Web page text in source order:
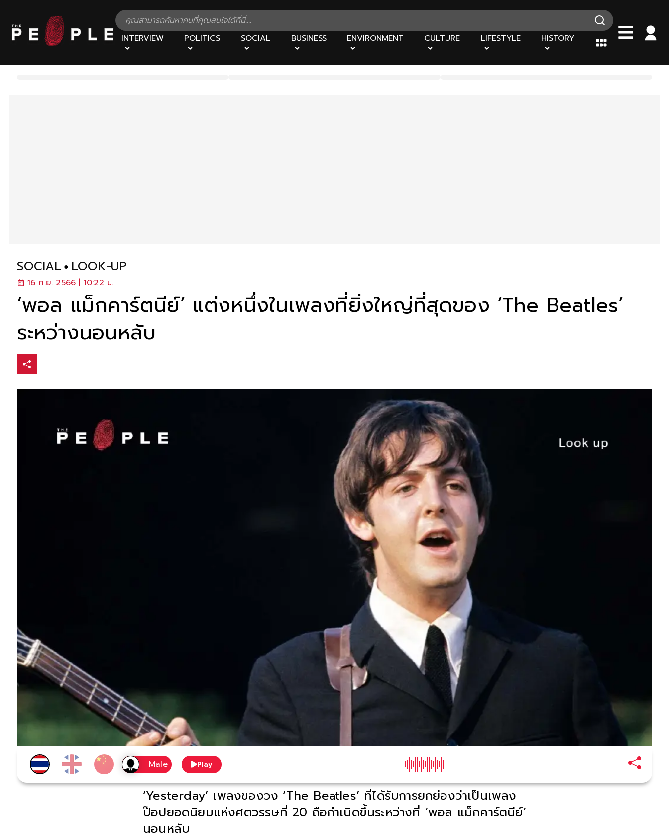
INTERVIEW POLITICS SOCIAL BUSINESS ENVIRONMENT CULTURE LIFESTYLE HISTORY
SOCIAL LOOK-UP
16 ก.ย. 2566 | 10:22 น.
‘พอล แม็กคาร์ตนีย์’ แต่งหนึ่งในเพลงที่ยิ่งใหญ่ที่สุดของ ‘The Beatles’
ระหว่างนอนหลับ
Play
‘Yesterday’ เพลงของวง ‘The Beatles’ ที่ได้รับการยกย่องว่าเป็นเพลง
ป๊อปยอดนิยมแห่งศตวรรษที่ 20 ถือกำเนิดขึ้นระหว่างที่ ‘พอล แม็กคาร์ตนีย์’
นอนหลับ